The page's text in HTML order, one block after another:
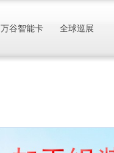
万谷智能卡 全球巡展